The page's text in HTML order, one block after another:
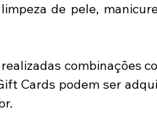
de pele,
combinações
Cards podem ser